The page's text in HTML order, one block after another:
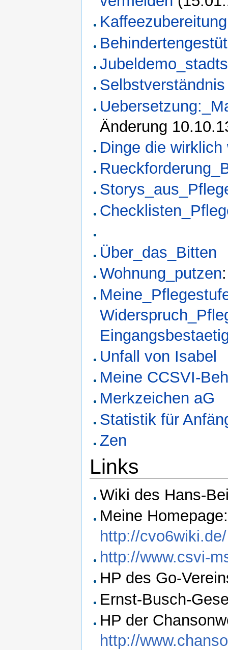
Kaffeezubereitung
Selbstverständnis
Änderung
Dinge die
Über_das_Bitten
Wohnung_putzen
Unfall von Isabel
Meine CCSVI-
Merkzeichen aG
Statistik für
Zen
Links
Wiki des Hans-
Meine
http://cvo6wiki.de/
http://www.csvi-
HP des Go-
Ernst-Busch-
HP der
http://